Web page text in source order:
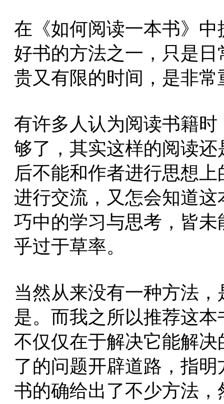
在《如何阅读一本书》
好书的方法之一，只是
贵又有限的时间，是非常
有许多人认为阅读书籍
够了，其实这样的阅读
后不能和作者进行思想
进行交流，又怎会知道
巧中的学习与思考，皆
乎过于草率。
当然从来没有一种方法
是。而我之所以推荐这
不仅仅在于解决它能解
了的问题开辟道路，指
书的确给出了不少方法